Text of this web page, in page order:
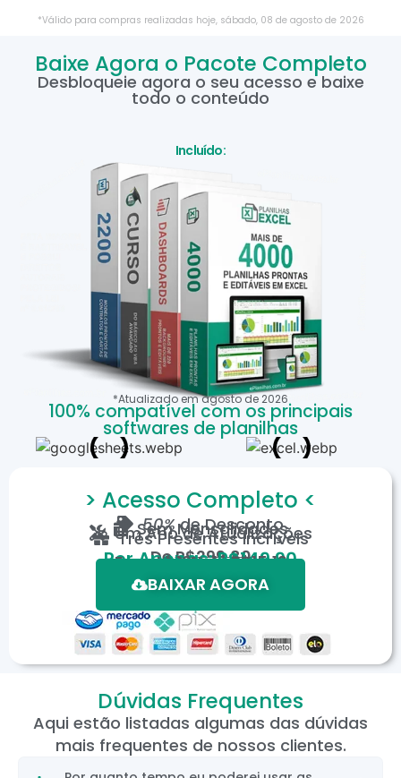
*Válido para compras realizadas hoje, sábado, 08 de agostode 2026
Baixe Agora o Pacote Completo
Desbloqueie agora o seu acesso e baixe
todo o conteúdo
Incluído:
*Atualizado emagostode 2026
100% compatível com os principais
softwares de planilhas
> Acesso Completo <
50%de Desconto
Sem Mensalidades
Um Ano de Atualizações
Três Presentes Incríveis
DeR$299,80
Por Apenas: R$149,90
Em até 12X de R$15,19
*Oferta válida por tempo limitado.
BAIXAR AGORA
Dúvidas Frequentes
Aqui estão listadas algumas das dúvidas
mais frequentes de nossos clientes.